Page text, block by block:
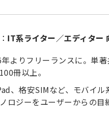
IT系ライター／エディター
よりフリーランスに。単
冊以上。
、格安SIMなど、モバイ
ロジーをユーザーからの